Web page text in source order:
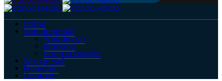
Home
Wat doen wij?
Webdesign
Branding
Hoog in Google
Wie zijn wij?
Projecten
Contact